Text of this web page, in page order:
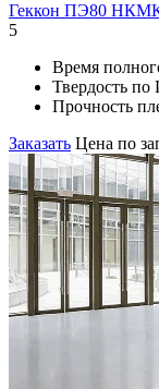
Геккон ПЭ80
5
Время
Твердость
Прочность
Заказать Цена по